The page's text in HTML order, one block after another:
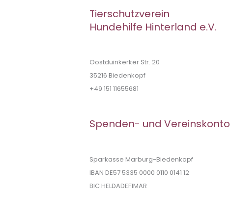
Tierschutzverein
Hundehilfe Hinterland e.V.
Oostduinkerker Str. 20
35216 Biedenkopf
+49 151 11655681
Spenden- und Vereinskonto
Sparkasse Marburg-Biedenkopf
IBAN DE57 5335 0000 0110 0141 12
BIC HELDADEF1MAR